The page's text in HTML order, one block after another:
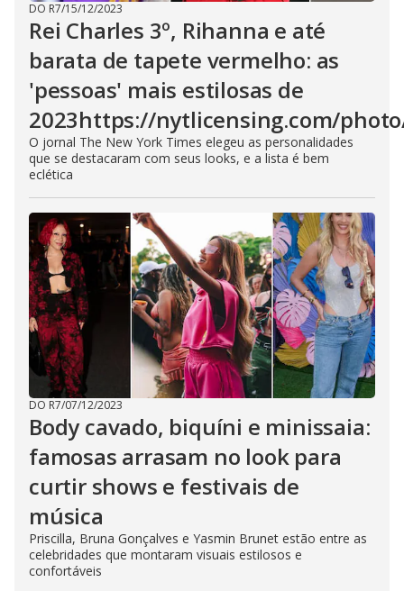
DO R7/15/12/2023
Rei Charles 3º, Rihanna e até
barata de tapete vermelho: as
'pessoas' mais estilosas de
2023https://nytlicensing.com/
O jornal The New York Times elegeu as personalidades
que se destacaram com seus looks, e a lista é bem
eclética
DO R7/07/12/2023
Body cavado, biquíni e minissaia:
famosas arrasam no look para
curtir shows e festivais de
música
Priscilla, Bruna Gonçalves e Yasmin Brunet estão entre as
celebridades que montaram visuais estilosos e
confortáveis